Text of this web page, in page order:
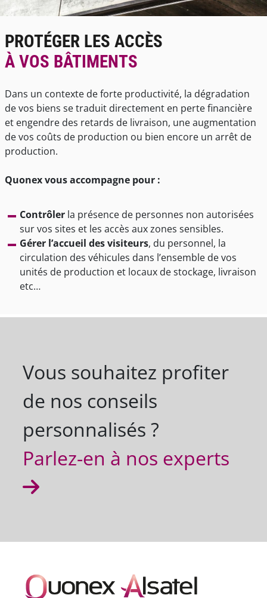
PROTÉGER LES ACCÈS
À VOS BÂTIMENTS
Dans un contexte de forte productivité, la dégradation
de vos biens se traduit directement en perte financière
et engendre des retards de livraison, une augmentation
de vos coûts de production ou bien encore un arrêt de
production.
Quonex vous accompagne pour :
Contrôlerla présence de personnes non autorisées
sur vos sites et les accès aux zones sensibles.
Gérer l’accueil des visiteurs, du personnel, la
circulation des véhicules dans l’ensemble de vos
unités de production et locaux de stockage, livraison
etc…
Vous souhaitez profiter
de nos conseils
personnalisés ?
Parlez-en à nos experts